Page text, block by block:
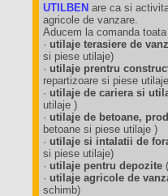
UTILBEN are ca si
agricole de vanzare.
Aducem la comanda
· utilaje terasiere de
si piese utilaje)
· utilaje prentru
repartizoare si piese
· utilaje de cariera si
utilaje )
· utilaje de betoane,
betoane si piese utilaje )
· utilaje si intalatii de
si piese utilaje)
· utilaje pentru depozite
· utilaje agricole de
schimb)